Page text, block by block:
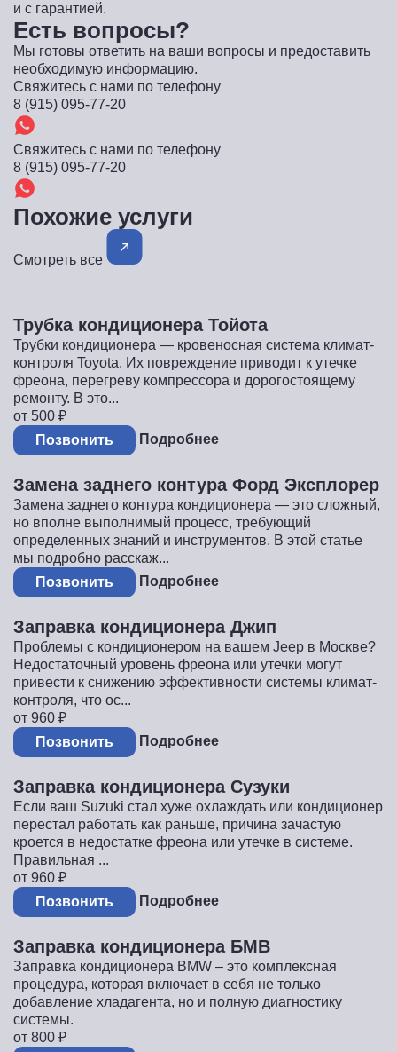
и с гарантией.
Есть вопросы?
Мы готовы ответить на ваши вопросы и предоставить
необходимую информацию.
Свяжитесь с нами по телефону
8 (915) 095-77-20
Свяжитесь с нами по телефону
8 (915) 095-77-20
Похожие услуги
Смотреть все
Трубка кондиционера Тойота
Трубки кондиционера — кровеносная система климат-
контроля Toyota. Их повреждение приводит к утечке
фреона, перегреву компрессора и дорогостоящему
ремонту. В это...
от 500 ₽
Позвонить
Подробнее
Замена заднего контура Форд Эксплорер
Замена заднего контура кондиционера — это сложный,
но вполне выполнимый процесс, требующий
определенных знаний и инструментов. В этой статье
мы подробно расскаж...
Позвонить
Подробнее
Заправка кондиционера Джип
Проблемы с кондиционером на вашем Jeep в Москве?
Недостаточный уровень фреона или утечки могут
привести к снижению эффективности системы климат-
контроля, что ос...
от 960 ₽
Позвонить
Подробнее
Заправка кондиционера Сузуки
Если ваш Suzuki стал хуже охлаждать или кондиционер
перестал работать как раньше, причина зачастую
кроется в недостатке фреона или утечке в системе.
Правильная ...
от 960 ₽
Позвонить
Подробнее
Заправка кондиционера БМВ
Заправка кондиционера BMW – это комплексная
процедура, которая включает в себя не только
добавление хладагента, но и полную диагностику
системы.
от 800 ₽